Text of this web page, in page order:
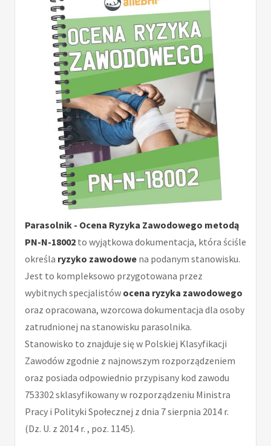
Parasolnik - Ocena Ryzyka Zawodowego metodą
PN-N-18002 to wyjątkowa dokumentacja, która ściśle
określa ryzyko zawodowe na podanym stanowisku.
Jest to kompleksowo przygotowana przez
wybitnych specjalistów ocena ryzyka zawodowego
oraz opracowana, wzorcowa dokumentacja dla osoby
zatrudnionej na stanowisku parasolnika.
Stanowisko to znajduje się w Polskiej Klasyfikacji
Zawodów zgodnie z najnowszym rozporządzeniem
oraz posiada odpowiednio przypisany kod zawodu
753302 sklasyfikowany w rozporządzeniu Ministra
Pracy i Polityki Społecznej z dnia 7 sierpnia 2014 r.
(Dz. U. z 2014 r. , poz. 1145).